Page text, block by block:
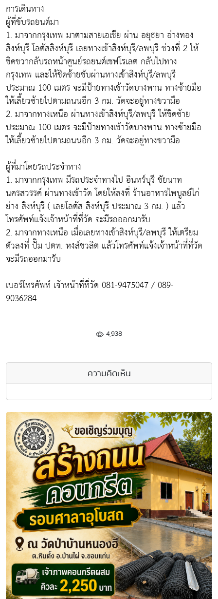
การเดินทาง
ผู้ที่ขับรถยนต์มา
1. มาจากกรุงเทพ มาตามสายเอเชีย ผ่าน อยุธยา อ่างทอง
สิงห์บุรี โลตัสสิงห์บุรี เลยทางเข้าสิงห์บุรี/ลพบุรี ช่วงที่ 2 ให้
ชิดขวากลับรถหน้าศูนย์รถยนต์เชฟโรเลต กลับไปทาง
กรุงเทพ และให้ชิดซ้ายขับผ่านทางเข้าสิงห์บุรี/ลพบุรี
ประมาณ 100 เมตร จะมีป้ายทางเข้าวัดบางพาน ทางซ้ายมือ
ให้เลี้ยวซ้ายไปตามถนนอีก 3 กม. วัดจะอยู่ทางขวามือ
2. มาจากทางเหนือ ผ่านทางเข้าสิงห์บุรี/ลพบุรี ให้ชิดซ้าย
ประมาณ 100 เมตร จะมีป้ายทางเข้าวัดบางพาน ทางซ้ายมือ
ให้เลี้ยวซ้ายไปตามถนนอีก 3 กม. วัดจะอยู่ทางขวามือ
ผู้ที่มาโดยรถประจำทาง
1. มาจากกรุงเทพ มีรถประจำทางไป อินทร์บุรี ชัยนาท
นครสวรรค์ ผ่านทางเข้าวัด โดยให้ลงที่ ร้านอาหารไพบูลย์ไก่
ย่าง สิงห์บุรี ( เลยโลตัส สิงห์บุรี ประมาณ 3 กม. ) แล้ว
โทรศัพท์แจ้งเจ้าหน้าที่ที่วัด จะมีรถออกมารับ
2. มาจากทางเหนือ เมื่อเลยทางเข้าสิงห์บุรี/ลพบุรี ให้เตรียม
ตัวลงที่ ปั๊ม ปตท. หงส์ชวลิต แล้วโทรศัพท์แจ้งเจ้าหน้าที่ที่วัด
จะมีรถออกมารับ
เบอร์โทรศัพท์ เจ้าหน้าที่ที่วัด 081-9475047 / 089-
9036284
4,938
ความคิดเห็น